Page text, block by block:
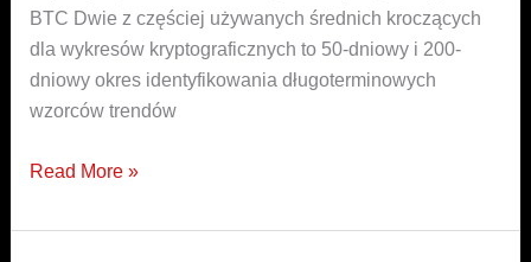
BTC Dwie z częściej używanych średnich kroczących
dla wykresów kryptograficznych to 50-dniowy i 200-
dniowy okres identyfikowania długoterminowych
wzorców trendów
Read More »